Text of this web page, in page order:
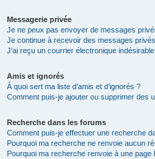
Messagerie privée
Je ne peux pas envoyer de messages
Je continue à recevoir des messages
J’ai reçu un courrier électronique
Amis et ignorés
À quoi sert ma liste d’amis et d’ignorés ?
Comment puis-je ajouter ou supprimer des
Recherche dans les forums
Comment puis-je effectuer une recherche
Pourquoi ma recherche ne renvoie aucun
Pourquoi ma recherche renvoie à une page